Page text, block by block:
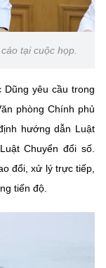
tại cuộc họp.
yêu cầu trong
phòng Chính phủ
hướng dẫn Luật
Chuyển đổi số.
đổi, xử lý trực tiếp,
tiến độ.